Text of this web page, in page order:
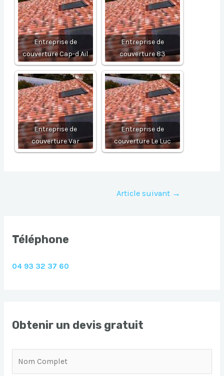
Entreprise de
couverture Cap-d Ail
Entreprise de
couverture 83
Entreprise de
couverture Var
Entreprise de
couverture Le Luc
Article suivant →
Téléphone
04 93 32 37 60
Obtenir un devis gratuit